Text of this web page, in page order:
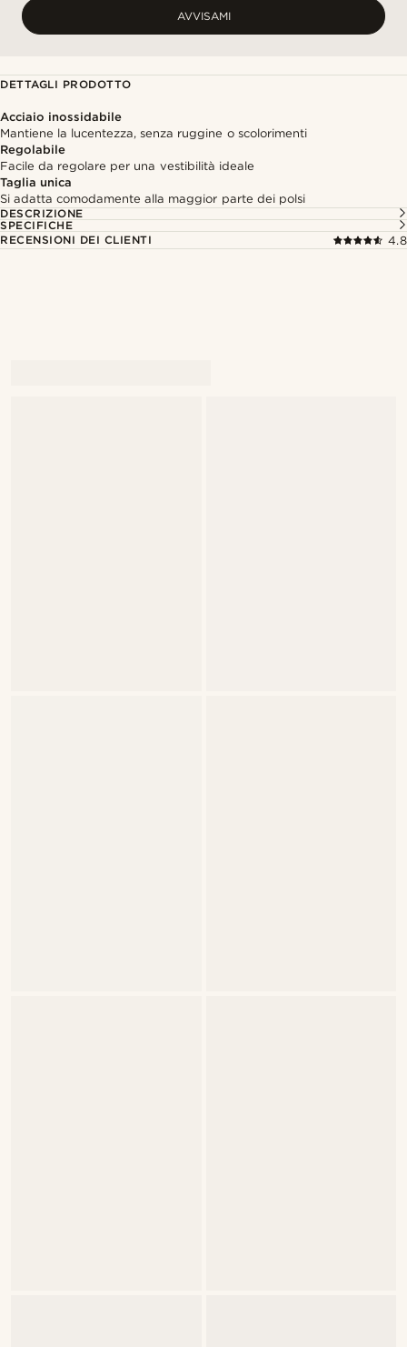
AVVISAMI
DETTAGLI PRODOTTO
Acciaio inossidabile
Mantiene la lucentezza, senza ruggine o scolorimenti
Regolabile
Facile da regolare per una vestibilità ideale
Taglia unica
Si adatta comodamente alla maggior parte dei polsi
DESCRIZIONE
SPECIFICHE
RECENSIONI DEI CLIENTI
4.8